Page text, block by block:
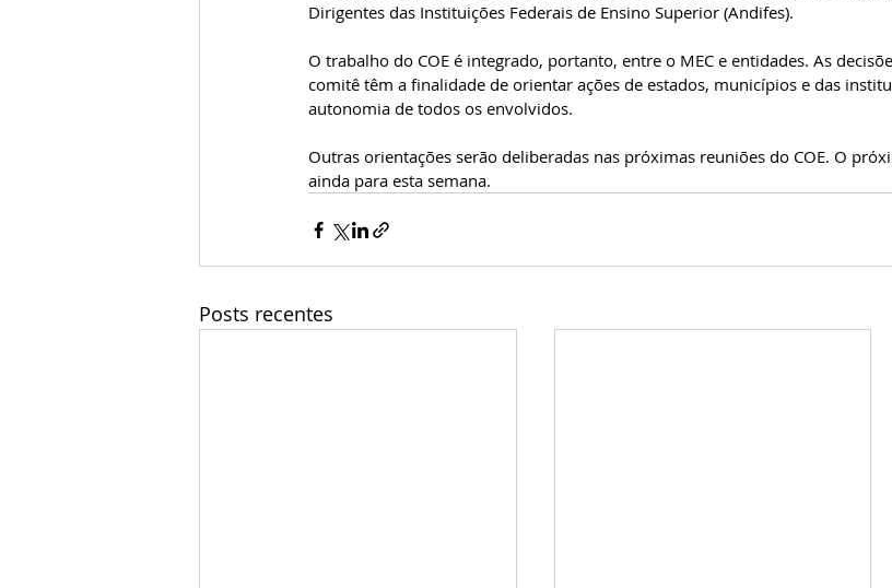
Dirigentes das Instituições Federais de Ensino Superior (Andifes).
O trabalho do COE é integrado, portanto, entre o MEC e entidades. As
comitê têm a finalidade de orientar ações de estados, municípios e das
autonomia de todos os envolvidos.
Outras orientações serão deliberadas nas próximas reuniões do COE. O
ainda para esta semana.
Posts recentes